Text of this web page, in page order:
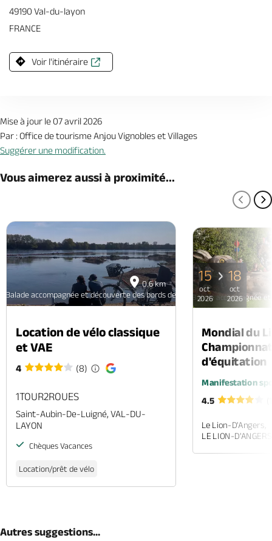
49190 Val-du-layon
FRANCE
Voir l'itinéraire
Mise à jour le 07 avril 2026
Par : Office de tourisme Anjou Vignobles et Villages
Suggérer une modification.
Vous aimerez aussi à proximité...
0.6 km
Balade accompagnée et découverte des bords de Loire et du Layon
Location de vélo classique
et VAE
4 (8)
1TOUR2ROUES
Saint-Aubin-De-Luigné, VAL-DU-
LAYON
Chèques Vacances
Location/prêt de vélo
Balade accompagnée
15
oct
2026
18
oct
2026
Mondial du
d'équitation
Manifestation
4.5
Le Lion-D'Angers,
LE LION-D'ANGERS
Autres suggestions...